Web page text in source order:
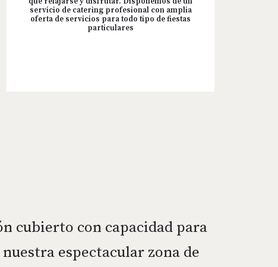
servicio de catering profesional con amplia
oferta de servicios para todo tipo de fiestas
particulares
cubierto con capacidad para
espectacular zona de